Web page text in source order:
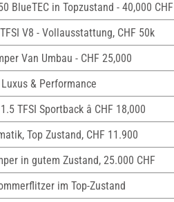
BlueTEC in Topzustand - 40,000 CHF
V8 - Vollausstattung, CHF 50k
Van Umbau - CHF 25,000
& Performance
TFSI Sportback â CHF 18,000
Top Zustand, CHF 11.900
in gutem Zustand, 25.000 CHF
im Top-Zustand